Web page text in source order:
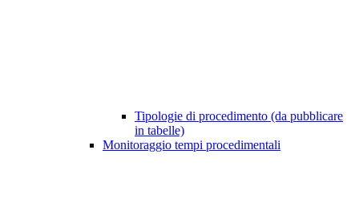
Tipologie di procedimento (da pubblicare
in tabelle)
Monitoraggio tempi procedimentali